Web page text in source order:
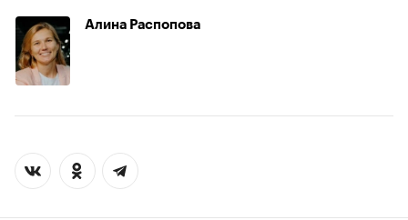
Алина Распопова